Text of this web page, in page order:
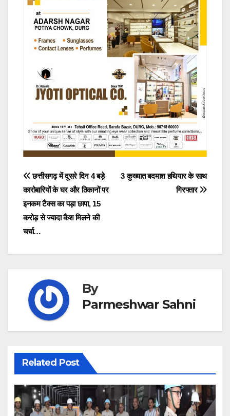
Post
navigation
3 कुख्यात बदमाश हथियार के साथ
गिरफ्तार
छत्तीसगढ़ में दूसरे दिन 4 बड़े
कारोबारियों के घर और ठिकानों पर
इनकम टैक्स का पड़ा छापा, 15
करोड़ से ज्यादा कैश मिलने की
चर्चा…
By
Parmeshwar Sahni
Related Post